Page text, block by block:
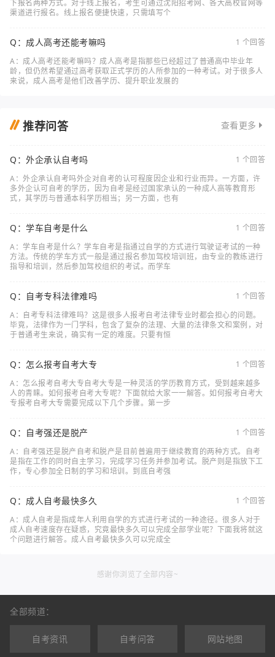
下报名两种方式。对于线上报名，考生可通过沈阳招考网、各大高校官网等
渠道进行报名。线上报名便捷快速，只需填写个
Q：成人高考还能考嘛吗
1 个回答
A：成人高考还能考嘛吗？成人高考是指那些已经超过了普通高中毕业年
龄，但仍然希望通过高考获取正式学历的人所参加的一种考试。对于很多人
来说，成人高考是他们改善学历、提升职业发展的
推荐问答 查看更多
Q：外企承认自考吗
1 个回答
A：外企承认自考吗外企对自考的认可程度因企业和行业而异。一方面，许
多外企认可自考的学历，因为自考是经过国家承认的一种成人高等教育形
式，其学历与普通本科学历相当；另一方面，也有
Q：学车自考是什么
1 个回答
A：学车自考是什么？学车自考是指通过自学的方式进行驾驶证考试的一种
方法。传统的学车方式一般是通过报名参加驾校培训班，由专业的教练进行
指导和培训，然后参加驾校组织的考试。而学车
Q：自考专科法律难吗
1 个回答
A：自考专科法律难吗？这是很多人报考自考法律专业时都会担心的问题。
毕竟，法律作为一门学科，包含了复杂的法理、大量的法律条文和案例，对
于普通考生来说，确实有一定的难度。只要有恒
Q：怎么报考自考大专
1 个回答
A：怎么报考自考大专自考大专是一种灵活的学历教育方式，受到越来越多
人的青睐。如何报考自考大专呢？下面就给大家一一解答。如何报考自考大
专报考自考大专需要完成以下几个步骤。第一步
Q：自考强还是脱产
1 个回答
A：自考强还是脱产自考和脱产是目前普遍用于继续教育的两种方式。自考
是指在工作的同时自主学习，完成学习任务并参加考试。脱产则是指放下工
作，专心参加全日制的学习和培训。到底自考强
Q：成人自考最快多久
1 个回答
A：成人自考是指成年人利用自学的方式进行考试的一种途径。很多人对于
成人自考速度存在疑惑，究竟最快多久可以完成全部学业呢？下面我将就这
个问题进行解答。成人自考最快多久可以完成全
感谢你浏览了全部内容~
全部频道：
自考资讯 自考问答 网站地图